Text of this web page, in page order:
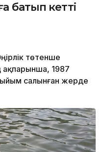
батып кетті
төтенше
ақпарынша, 1987
салынған жерде